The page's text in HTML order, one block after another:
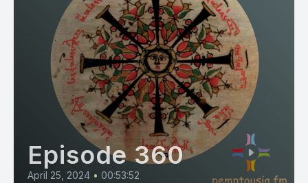
Episode 360
April 25, 2024 • 00:53:52